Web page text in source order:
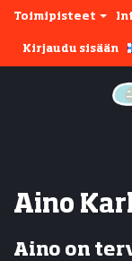
Toimipisteet
Kirjaudu sisään
Aino
Aino on